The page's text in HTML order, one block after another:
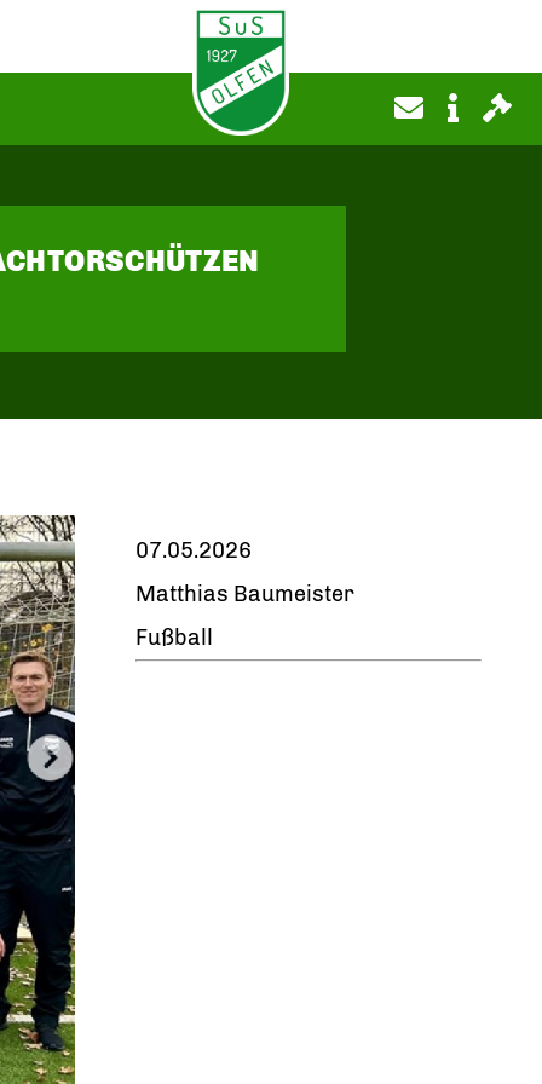
07.05.2026
Matthias Baumeister
Fußball